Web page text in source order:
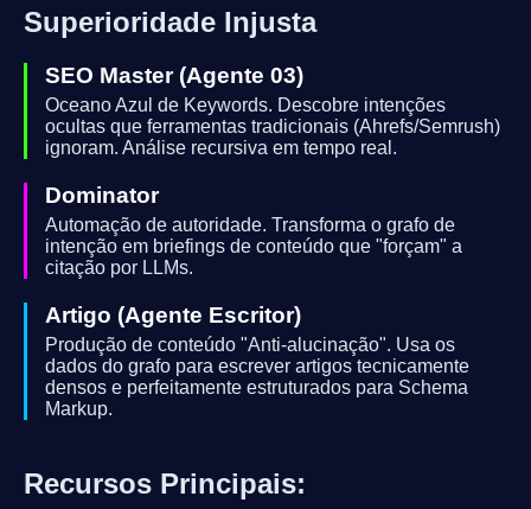
Superioridade Injusta
SEO Master (Agente 03)
Oceano Azul de Keywords. Descobre intenções
ocultas que ferramentas tradicionais (Ahrefs/Semrush)
ignoram. Análise recursiva em tempo real.
Dominator
Automação de autoridade. Transforma o grafo de
intenção em briefings de conteúdo que "forçam" a
citação por LLMs.
Artigo (Agente Escritor)
Produção de conteúdo "Anti-alucinação". Usa os
dados do grafo para escrever artigos tecnicamente
densos e perfeitamente estruturados para Schema
Markup.
Recursos Principais: